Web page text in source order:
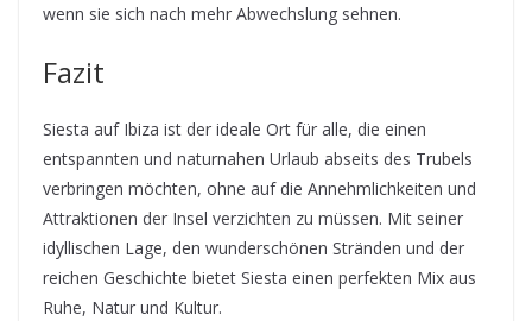
wenn sie sich nach mehr Abwechslung sehnen.
Fazit
Siesta auf Ibiza ist der ideale Ort für alle, die einen
entspannten und naturnahen Urlaub abseits des Trubels
verbringen möchten, ohne auf die Annehmlichkeiten und
Attraktionen der Insel verzichten zu müssen. Mit seiner
idyllischen Lage, den wunderschönen Stränden und der
reichen Geschichte bietet Siesta einen perfekten Mix aus
Ruhe, Natur und Kultur.